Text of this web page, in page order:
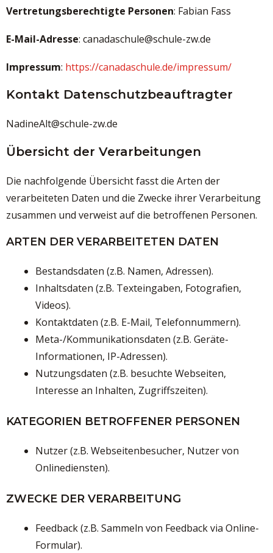
Vertretungsberechtigte Personen: Fabian Fass
E-Mail-Adresse: canadaschule@schule-zw.de
Impressum: https://canadaschule.de/impressum/
Kontakt Datenschutzbeauftragter
NadineAlt@schule-zw.de
Übersicht der Verarbeitungen
Die nachfolgende Übersicht fasst die Arten der
verarbeiteten Daten und die Zwecke ihrer Verarbeitung
zusammen und verweist auf die betroffenen Personen.
ARTEN DER VERARBEITETEN DATEN
Bestandsdaten (z.B. Namen, Adressen).
Inhaltsdaten (z.B. Texteingaben, Fotografien,
Videos).
Kontaktdaten (z.B. E-Mail, Telefonnummern).
Meta-/Kommunikationsdaten (z.B. Geräte-
Informationen, IP-Adressen).
Nutzungsdaten (z.B. besuchte Webseiten,
Interesse an Inhalten, Zugriffszeiten).
KATEGORIEN BETROFFENER PERSONEN
Nutzer (z.B. Webseitenbesucher, Nutzer von
Onlinediensten).
ZWECKE DER VERARBEITUNG
Feedback (z.B. Sammeln von Feedback via Online-
Formular).